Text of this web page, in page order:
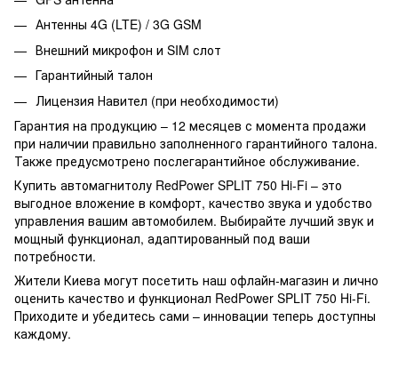
Антенны 4G (LTE) / 3G GSM
Внешний микрофон и SIM слот
Гарантийный талон
Лицензия Навител (при необходимости)
Гарантия на продукцию – 12 месяцев с момента продажи
при наличии правильно заполненного гарантийного талона.
Также предусмотрено послегарантийное обслуживание.
Купить автомагнитолу RedPower SPLIT 750 Hi-Fi – это
выгодное вложение в комфорт, качество звука и удобство
управления вашим автомобилем. Выбирайте лучший звук и
мощный функционал, адаптированный под ваши
потребности.
Жители Киева могут посетить наш офлайн-магазин и лично
оценить качество и функционал RedPower SPLIT 750 Hi-Fi.
Приходите и убедитесь сами – инновации теперь доступны
каждому.